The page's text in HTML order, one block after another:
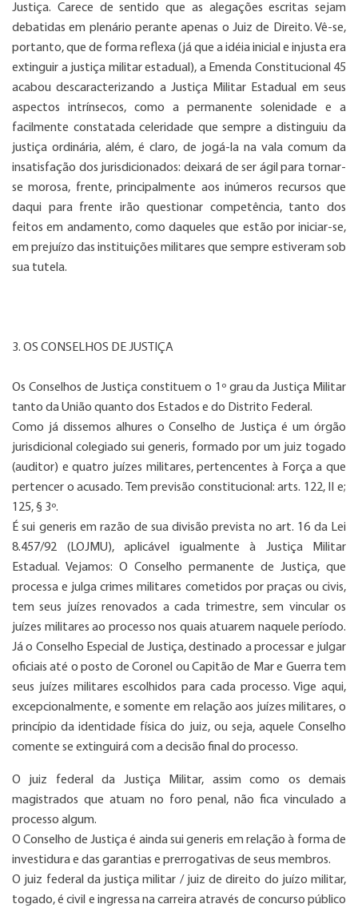
Justiça. Carece de sentido que as alegações escritas sejam
debatidas em plenário perante apenas o Juiz de Direito. Vê-se,
portanto, que de forma reflexa (já que a idéia inicial e injusta era
extinguir a justiça militar estadual), a Emenda Constitucional 45
acabou descaracterizando a Justiça Militar Estadual em seus
aspectos intrínsecos, como a permanente solenidade e a
facilmente constatada celeridade que sempre a distinguiu da
justiça ordinária, além, é claro, de jogá-la na vala comum da
insatisfação dos jurisdicionados: deixará de ser ágil para tornar-
se morosa, frente, principalmente aos inúmeros recursos que
daqui para frente irão questionar competência, tanto dos
feitos em andamento, como daqueles que estão por iniciar-se,
em prejuízo das instituições militares que sempre estiveram sob
sua tutela.
3. OS CONSELHOS DE JUSTIÇA
Os Conselhos de Justiça constituem o 1º grau da Justiça Militar
tanto da União quanto dos Estados e do Distrito Federal.
Como já dissemos alhures o Conselho de Justiça é um órgão
jurisdicional colegiado sui generis, formado por um juiz togado
(auditor) e quatro juízes militares, pertencentes à Força a que
pertencer o acusado. Tem previsão constitucional: arts. 122, II e;
125, § 3º.
É sui generis em razão de sua divisão prevista no art. 16 da Lei
8.457/92 (LOJMU), aplicável igualmente à Justiça Militar
Estadual. Vejamos: O Conselho permanente de Justiça, que
processa e julga crimes militares cometidos por praças ou civis,
tem seus juízes renovados a cada trimestre, sem vincular os
juízes militares ao processo nos quais atuarem naquele período.
Já o Conselho Especial de Justiça, destinado a processar e julgar
oficiais até o posto de Coronel ou Capitão de Mar e Guerra tem
seus juízes militares escolhidos para cada processo. Vige aqui,
excepcionalmente, e somente em relação aos juízes militares, o
princípio da identidade física do juiz, ou seja, aquele Conselho
comente se extinguirá com a decisão final do processo.
O juiz federal da Justiça Militar, assim como os demais
magistrados que atuam no foro penal, não fica vinculado a
processo algum.
O Conselho de Justiça é ainda sui generis em relação à forma de
investidura e das garantias e prerrogativas de seus membros.
O juiz federal da justiça militar / juiz de direito do juízo militar,
togado, é civil e ingressa na carreira através de concurso público